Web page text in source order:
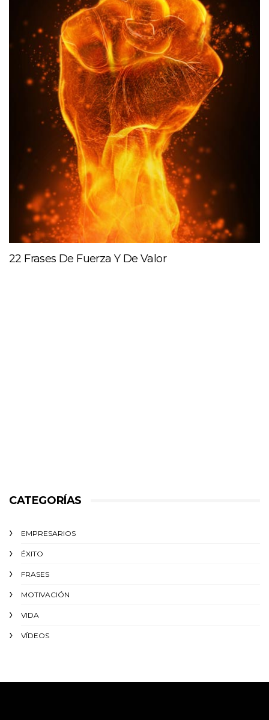
22 Frases De Fuerza Y De Valor
CATEGORÍAS
EMPRESARIOS
ÉXITO‬
FRASES
MOTIVACIÓN
VIDA
VÍDEOS